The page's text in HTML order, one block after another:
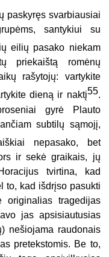
paskyręs svarbiausiai
santykiui su
eilių pasako niekam
priekaištą romėnų
rašytojų: vartykite
dieną ir naktį55.
gyrė Plauto
subtilų sąmojį,
nepasako, bet
ir sekė graikais, jų
tvirtina, kad
to, kad išdrįso pasukti
tragedijas
jas apsisiautusias
nešiojama raudonais
pretekstomis. Be to,